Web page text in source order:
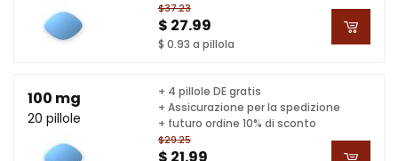
$37.23
$ 27.99
$ 0.93 a pillola
100 mg
20 pillole
$29.25
$ 21.99
+ 4 pillole DE gratis
+ Assicurazione per la spedizione
+ futuro ordine 10% di sconto